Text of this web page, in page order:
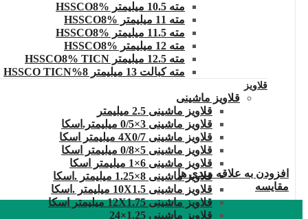
مته 10.5 میلیمتر HSSCO8%
مته 11 میلیمتر HSSCO8%
مته 11.5 میلیمتر HSSCO8%
مته 12 میلیمتر HSSCO8%
مته 12.5 میلیمتر HSSCO8% TICN
مته کبالت 13 میلیمتر 8%HSSCO TICN
قلاویز
قلاویز ماشینی
قلاویز ماشینی 2.5 میلیمتر
قلاویز ماشینی 3×0/5 میلیمتر.اسکا
قلاویز ماشینی 4X0/7 میلیمتر اسکا
قلاویز ماشینی 5×0/8 میلیمتر اسکا
قلاویز ماشینی 6×1 میلیمتر اسکا
قلاویز ماشینی 8×1.25 میلیمتر .اسکا
قلاویز ماشینی 10X1.5 میلیمتر .اسکا
قلاویز ماشینی 12X1.75 میلیمتر اسکا
قلاویز ماشینی 1.25×24
افزودن به علاقه مندی ها
مقایسه